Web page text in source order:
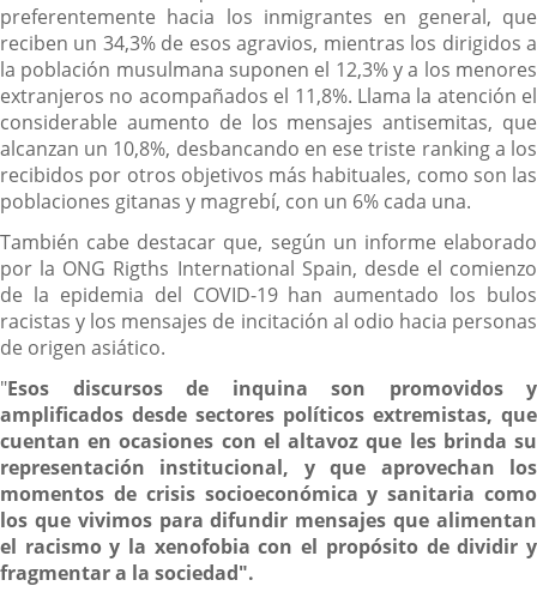
preferentemente hacia los inmigrantes en general, que
reciben un 34,3% de esos agravios, mientras los dirigidos a
la población musulmana suponen el 12,3% y a los menores
extranjeros no acompañados el 11,8%. Llama la atención el
considerable aumento de los mensajes antisemitas, que
alcanzan un 10,8%, desbancando en ese triste ranking a los
recibidos por otros objetivos más habituales, como son las
poblaciones gitanas y magrebí, con un 6% cada una.
También cabe destacar que, según un informe elaborado
por la ONG Rigths International Spain, desde el comienzo
de la epidemia del COVID-19 han aumentado los bulos
racistas y los mensajes de incitación al odio hacia personas
de origen asiático.
"Esos discursos de inquina son promovidos y
amplificados desde sectores políticos extremistas, que
cuentan en ocasiones con el altavoz que les brinda su
representación institucional, y que aprovechan los
momentos de crisis socioeconómica y sanitaria como
los que vivimos para difundir mensajes que alimentan
el racismo y la xenofobia con el propósito de dividir y
fragmentar a la sociedad".